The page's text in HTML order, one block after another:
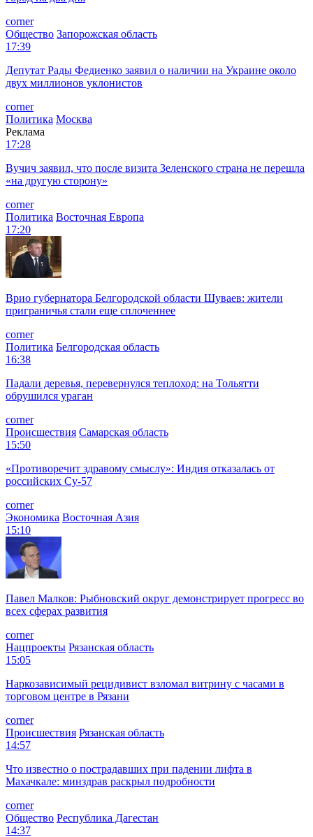
corner
Общество Запорожская область
17:39
Депутат Рады Федиенко заявил о наличии на Украине около
двух миллионов уклонистов
corner
Политика Москва
Реклама
17:28
Вучич заявил, что после визита Зеленского страна не перешла
«на другую сторону»
corner
Политика Восточная Европа
17:20
Врио губернатора Белгородской области Шуваев: жители
приграничья стали еще сплоченнее
corner
Политика Белгородская область
16:38
Падали деревья, перевернулся теплоход: на Тольятти
обрушился ураган
corner
Происшествия Самарская область
15:50
«Противоречит здравому смыслу»: Индия отказалась от
российских Су-57
corner
Экономика Восточная Азия
15:10
Павел Малков: Рыбновский округ демонстрирует прогресс во
всех сферах развития
corner
Нацпроекты Рязанская область
15:05
Наркозависимый рецидивист взломал витрину с часами в
торговом центре в Рязани
corner
Происшествия Рязанская область
14:57
Что известно о пострадавших при падении лифта в
Махачкале: минздрав раскрыл подробности
corner
Общество Республика Дагестан
14:37